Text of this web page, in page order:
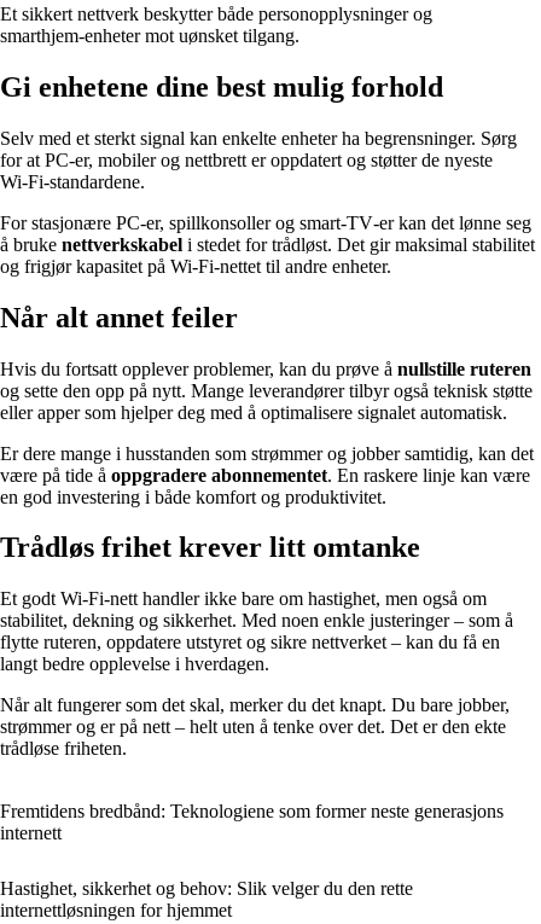
Et sikkert nettverk beskytter både personopplysninger og
smarthjem‑enheter mot uønsket tilgang.
Gi enhetene dine best mulig forhold
Selv med et sterkt signal kan enkelte enheter ha begrensninger. Sørg
for at PC‑er, mobiler og nettbrett er oppdatert og støtter de nyeste
Wi‑Fi‑standardene.
For stasjonære PC‑er, spillkonsoller og smart‑TV‑er kan det lønne seg
å bruke nettverkskabel i stedet for trådløst. Det gir maksimal stabilitet
og frigjør kapasitet på Wi‑Fi‑nettet til andre enheter.
Når alt annet feiler
Hvis du fortsatt opplever problemer, kan du prøve å nullstille ruteren
og sette den opp på nytt. Mange leverandører tilbyr også teknisk støtte
eller apper som hjelper deg med å optimalisere signalet automatisk.
Er dere mange i husstanden som strømmer og jobber samtidig, kan det
være på tide å oppgradere abonnementet. En raskere linje kan være
en god investering i både komfort og produktivitet.
Trådløs frihet krever litt omtanke
Et godt Wi‑Fi‑nett handler ikke bare om hastighet, men også om
stabilitet, dekning og sikkerhet. Med noen enkle justeringer – som å
flytte ruteren, oppdatere utstyret og sikre nettverket – kan du få en
langt bedre opplevelse i hverdagen.
Når alt fungerer som det skal, merker du det knapt. Du bare jobber,
strømmer og er på nett – helt uten å tenke over det. Det er den ekte
trådløse friheten.
Fremtidens bredbånd: Teknologiene som former neste generasjons
internett
Hastighet, sikkerhet og behov: Slik velger du den rette
internettløsningen for hjemmet